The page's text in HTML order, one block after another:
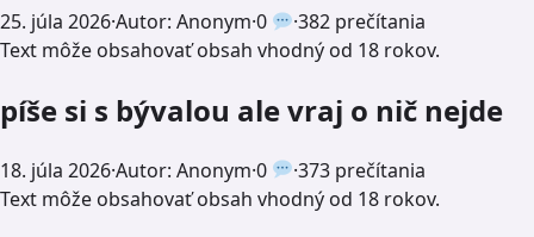
25. júla 2026·Autor: Anonym·0 ·382 prečítania
Text môže obsahovať obsah vhodný od 18 rokov.
píše si s bývalou ale vraj o nič nejde
18. júla 2026·Autor: Anonym·0 ·373 prečítania
Text môže obsahovať obsah vhodný od 18 rokov.